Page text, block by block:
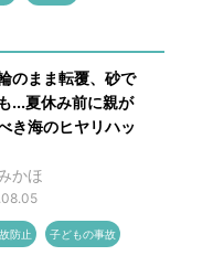
のまま転覆、砂で
...夏休み前に親が
き海のヒヤリハッ
かほ
防止 子どもの事故